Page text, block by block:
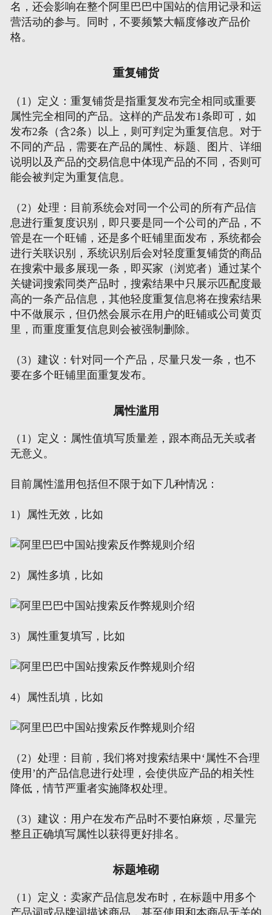
名，还会影响在整个阿里巴巴中国站的信用记录和运
营活动的参与。同时，不要频繁大幅度修改产品价
格。
重复铺货
（1）定义：重复铺货是指重复发布完全相同或重要
属性完全相同的产品。这样的产品发布1条即可，如
发布2条（含2条）以上，则可判定为重复信息。对于
不同的产品，需要在产品的属性、标题、图片、详细
说明以及产品的交易信息中体现产品的不同，否则可
能会被判定为重复信息。
（2）处理：目前系统会对同一个公司的所有产品信
息进行重复度识别，即只要是同一个公司的产品，不
管是在一个旺铺，还是多个旺铺里面发布，系统都会
进行关联识别，系统识别后会对轻度重复铺货的商品
在搜索中最多展现一条，即买家（浏览者）通过某个
关键词搜索同类产品时，搜索结果中只展示匹配度最
高的一条产品信息，其他轻度重复信息将在搜索结果
中不做展示，但仍然会展示在用户的旺铺或公司黄页
里，而重度重复信息则会被强制删除。
（3）建议：针对同一个产品，尽量只发一条，也不
要在多个旺铺里面重复发布。
属性滥用
（1）定义：属性值填写质量差，跟本商品无关或者
无意义。
目前属性滥用包括但不限于如下几种情况：
1）属性无效，比如
2）属性多填，比如
3）属性重复填写，比如
4）属性乱填，比如
（2）处理：目前，我们将对搜索结果中‘属性不合理
使用’的产品信息进行处理，会使供应产品的相关性
降低，情节严重者实施降权处理。
（3）建议：用户在发布产品时不要怕麻烦，尽量完
整且正确填写属性以获得更好排名。
标题堆砌
（1）定义：卖家产品信息发布时，在标题中用多个